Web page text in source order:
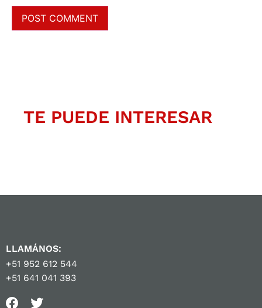
TE PUEDE INTERESAR
LLAMÁNOS:
+51 952 612 544
+51 641 041 393